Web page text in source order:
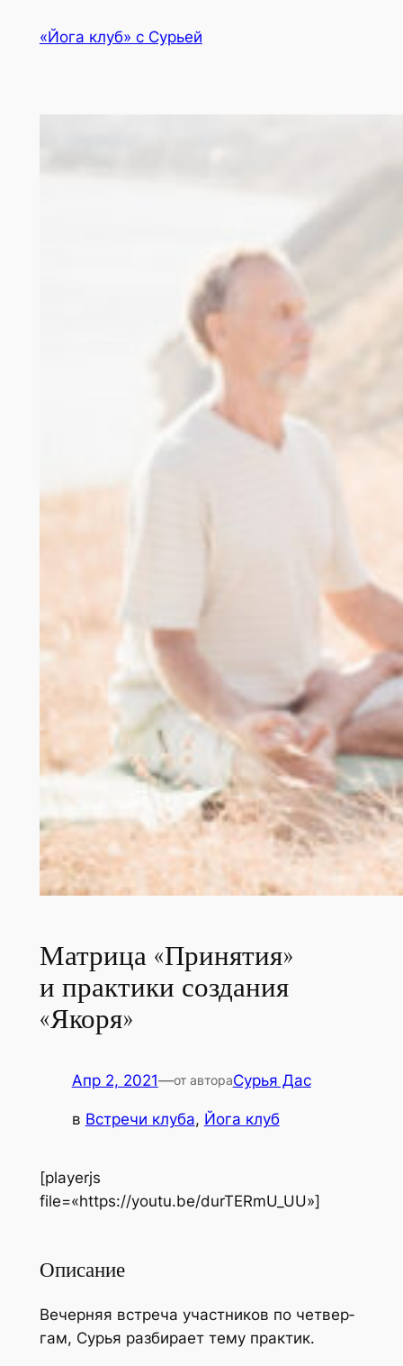
«Йога клуб» с Сурьей
Матрица «Принятия»
и практики создания
«Якоря»
Апр 2, 2021—от автораСурья Дас
в Встречи клуба, Йога клуб
[playerjs
file=«https://youtu.be/durTERmU_UU»]
Описание
Вечер­няя встре­ча участ­ни­ков по чет­вер­
гам, Сурья раз­би­ра­ет тему практик.